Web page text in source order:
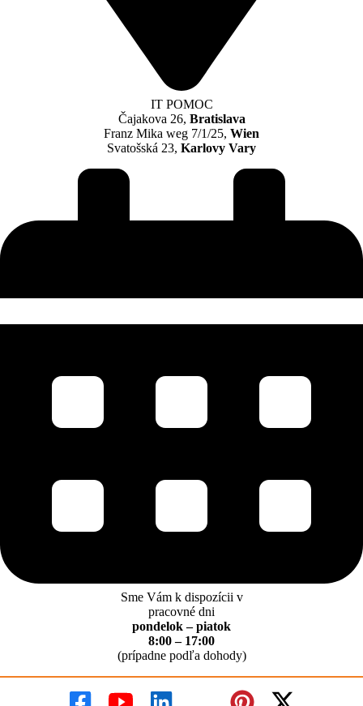
IT POMOC
Čajakova 26, Bratislava
Franz Mika weg 7/1/25, Wien
Svatošská 23, Karlovy Vary
Sme Vám k dispozícii v
pracovné dni
pondelok – piatok
8:00 – 17:00
(prípadne podľa dohody)